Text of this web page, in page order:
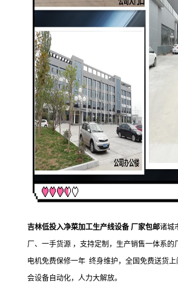
吉林低投入净菜加工生产线设备 厂家包邮诸城
厂、一手货源 ，支持定制，生产销售一体系的
电机免费保修一年 终身维护，全国免费送货
会设备自动化，人力大解放。